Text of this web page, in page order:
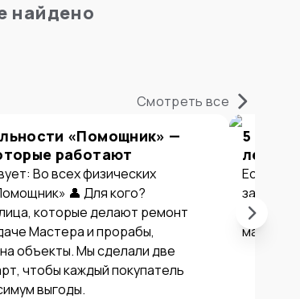
найдено
Смотреть все
«Помощник» —
работают
Во всех физических
👤 Для кого?
которые делают ремонт
Мастера и прорабы,
объекты. Мы сделали две
чтобы каждый покупатель
выгоды.
5
летом
Если вы
причин